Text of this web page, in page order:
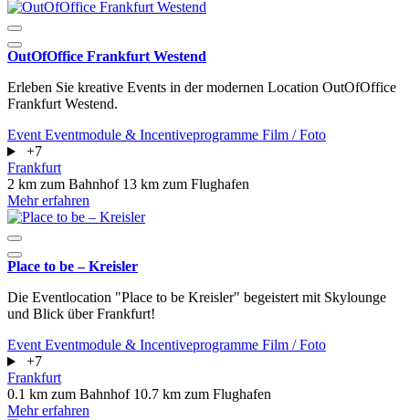
OutOfOffice Frankfurt Westend
Erleben Sie kreative Events in der modernen Location OutOfOffice
Frankfurt Westend.
Event Eventmodule & Incentiveprogramme Film / Foto
+7
Frankfurt
2 km zum Bahnhof 13 km zum Flughafen
Mehr erfahren
Place to be – Kreisler
Die Eventlocation "Place to be Kreisler" begeistert mit Skylounge
und Blick über Frankfurt!
Event Eventmodule & Incentiveprogramme Film / Foto
+7
Frankfurt
0.1 km zum Bahnhof 10.7 km zum Flughafen
Mehr erfahren